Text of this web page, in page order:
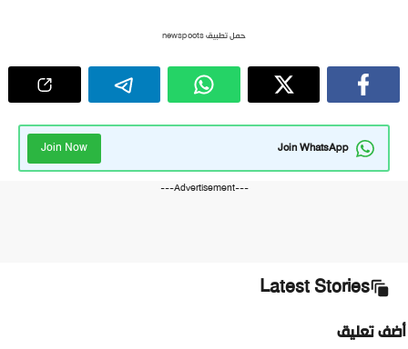
حمل تطبيق newspoots
Join WhatsApp
Join Now
---Advertisement---
Latest Stories
أضف تعليق